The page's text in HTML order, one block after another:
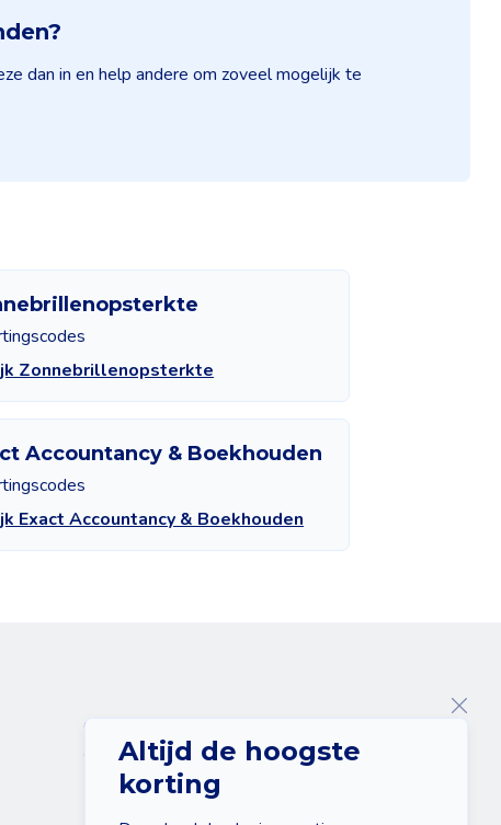
dan in en help andere om zoveel mogelijk te
Zonnebrillenopsterkte
Accountancy & Boekhouden
Exact Accountancy & Boekhouden
Altijd de hoogste
korting
Over ons
Contact